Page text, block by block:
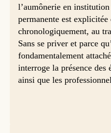
l’aumônerie en
permanente est explicitée
chronologiquement, au
Sans se priver et parce
fondamentalement
interroge la présence
ainsi que les